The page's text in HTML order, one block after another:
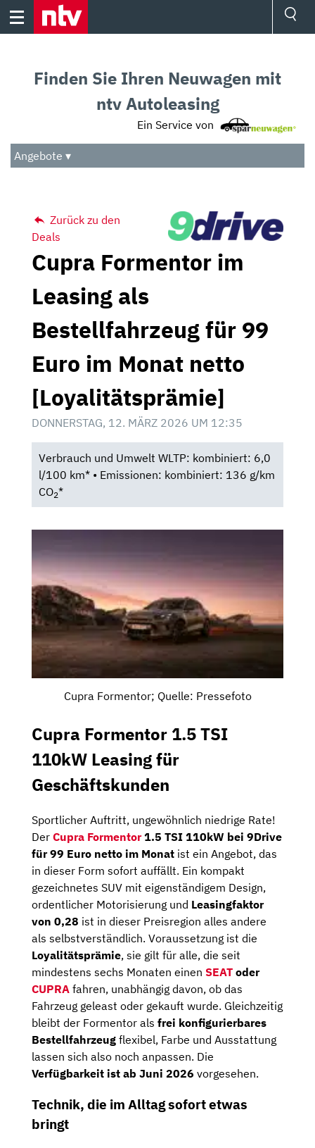
Skip
Audio
Das Beste
Finden Sie Ihren Neuwagen mit
ntv Autoleasing
Ein Service von
Angebote ▾
Zurück zu den
Deals
Cupra Formentor im
Leasing als
Bestellfahrzeug für 99
Euro im Monat netto
[Loyalitätsprämie]
DONNERSTAG, 12. MÄRZ 2026 UM 12:35
Verbrauch und Umwelt WLTP: kombiniert: 6,0
l/100 km* • Emissionen: kombiniert: 136 g/km
CO2*
Cupra Formentor; Quelle: Pressefoto
Cupra Formentor 1.5 TSI
110kW Leasing für
Geschäftskunden
Sportlicher Auftritt, ungewöhnlich niedrige Rate!
Der Cupra Formentor1.5 TSI 110kW bei 9Drive
für 99 Euro netto im Monat ist ein Angebot, das
in dieser Form sofort auffällt. Ein kompakt
gezeichnetes SUV mit eigenständigem Design,
ordentlicher Motorisierung und Leasingfaktor
von 0,28 ist in dieser Preisregion alles andere
als selbstverständlich. Voraussetzung ist die
Loyalitätsprämie, sie gilt für alle, die seit
mindestens sechs Monaten einen SEAT oder
CUPRA fahren, unabhängig davon, ob das
Fahrzeug geleast oder gekauft wurde. Gleichzeitig
bleibt der Formentor als frei konfigurierbares
Bestellfahrzeug flexibel, Farbe und Ausstattung
lassen sich also noch anpassen. Die
Verfügbarkeit ist ab Juni 2026 vorgesehen.
Technik, die im Alltag sofort etwas
bringt